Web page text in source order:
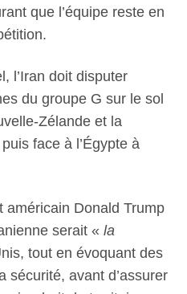
que l’équipe reste en
l’Iran doit disputer
du groupe G sur le sol
Zélande et la
face à l’Égypte à
américain Donald Trump
serait « la
tout en évoquant des
sécurité, avant d’assurer